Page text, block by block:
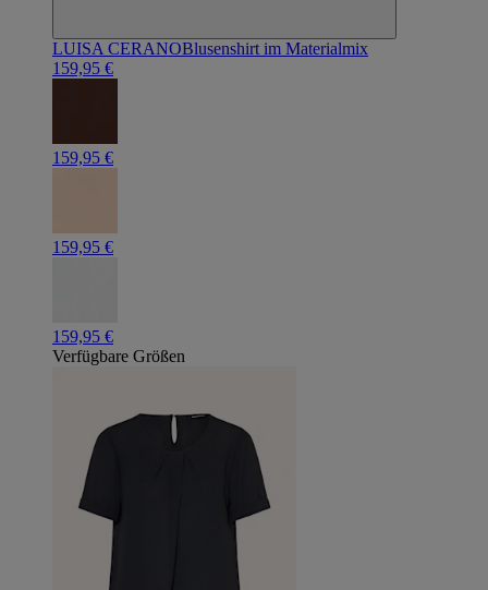
LUISA CERANOBlusenshirt im Materialmix
159,95 €
159,95 €
159,95 €
159,95 €
Verfügbare Größen